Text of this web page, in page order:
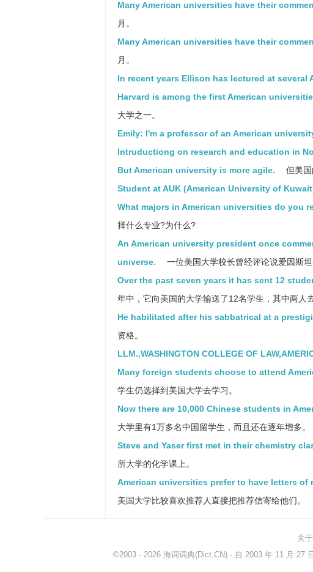
Many American universities have their
月。
Many American universities have their
月。
In recent years Ellison has lectured at several
Harvard is among the first American
大学之一。
Emily: I'm a professor of an American
Intruductiong on research and education in
But American university is more agile.
但美国
Student at AUK (American University of
What majors in American universities do you
择什么专业?为什么?
An American university president once
universe.
一位美国大学校长曾经评论说爱因斯
Over the past seven years it has sent 12
年中，它向美国的大学输送了12名学生，其中两人
He habilitated after his sabbatrical at a
资格。
LLM.,WASHINGTON COLLEGE OF
Many foreign students choose to attend
学生仍选择到美国大学去学习。
Now there are 10,000 Chinese students in
大学里有1万多名中国留学生，而且还在逐年增多。
Steve and Yaser first met in their chemistry
所大学的化学课上。
American universities prefer to have letters
美国大学比较喜欢推荐人直接把推荐信寄给他们。
关
©2003 - 2026 海词词典(Dict.CN) - 自 2003 年 11 月 27